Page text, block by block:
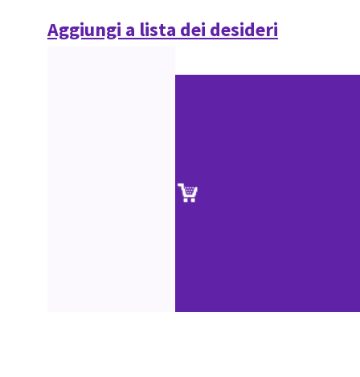
Aggiungi a lista dei desideri